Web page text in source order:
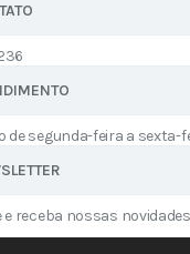
de segunda-feira a sexta-
e receba nossas